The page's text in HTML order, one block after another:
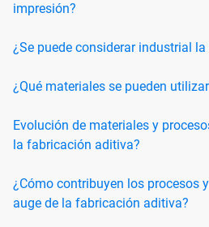
impresión?
¿Se puede considerar industrial
¿Qué materiales se pueden
Evolución de materiales y
la fabricación aditiva?
¿Cómo contribuyen los procesos
auge de la fabricación aditiva?